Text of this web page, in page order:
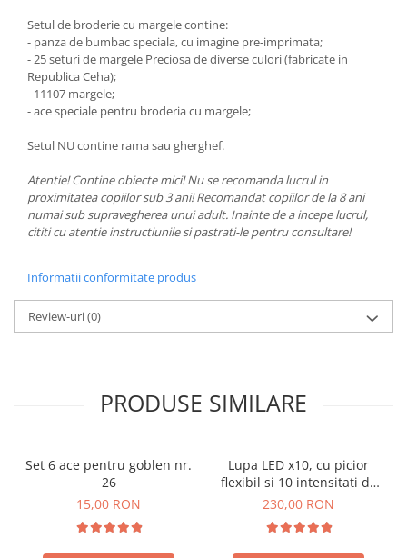
Setul de broderie cu margele contine:
- panza de bumbac speciala, cu imagine pre-imprimata;
- 25 seturi de margele Preciosa de diverse culori (fabricate in
Republica Ceha);
- 11107 margele;
- ace speciale pentru broderia cu margele;
Setul NU contine rama sau gherghef.
Atentie! Contine obiecte mici! Nu se recomanda lucrul in
proximitatea copiilor sub 3 ani! Recomandat copiilor de la 8 ani
numai sub supravegherea unui adult. Inainte de a incepe lucrul,
cititi cu atentie instructiunile si pastrati-le pentru consultare!
Informatii conformitate produs
Review-uri(0)
PRODUSE SIMILARE
Set 6 ace pentru goblen nr.
26
15,00 RON
Lupa LED x10, cu picior
flexibil si 10 intensitati de
lumina
230,00 RON